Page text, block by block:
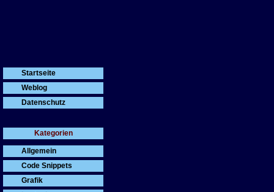
Startseite
Weblog
Datenschutz
Kategorien
Allgemein
Code Snippets
Grafik